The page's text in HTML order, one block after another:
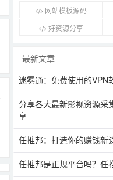
网站模板源码
好资源分享
最新文章
迷雾通：免费使用的VPN
分享各大最新影视资源采
享
任推邦：打造你的赚钱新
任推邦是正规平台吗？任